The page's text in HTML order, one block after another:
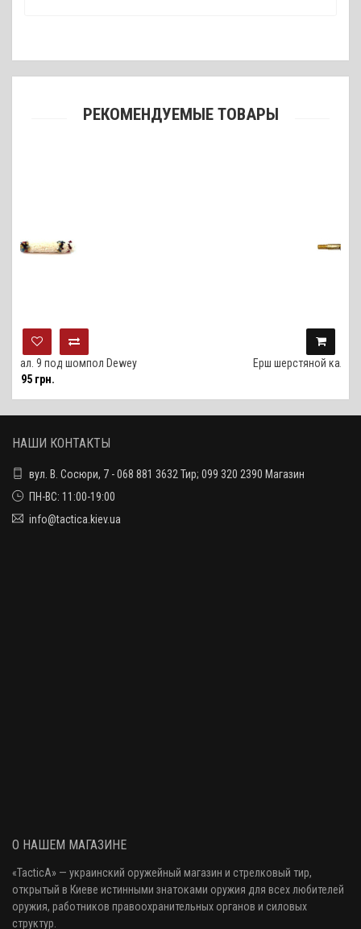
РЕКОМЕНДУЕМЫЕ ТОВАРЫ
Dewey
Ерш шерстяной кал. 7.62 под шомпол
НАШИ КОНТАКТЫ
вул. В. Сосюри, 7 - 068 881 3632 Тир; 099 320 2390 Магазин
ПН-ВС: 11:00-19:00
info@tactica.kiev.ua
О НАШЕМ МАГАЗИНЕ
«TacticA» — украинский оружейный магазин и стрелковый тир,
открытый в Киеве истинными знатоками оружия для всех любителей
оружия, работников правоохранительных органов и силовых
структур.